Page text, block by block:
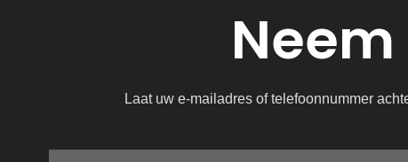
Laat uw e-mailadres of telefoonnummer